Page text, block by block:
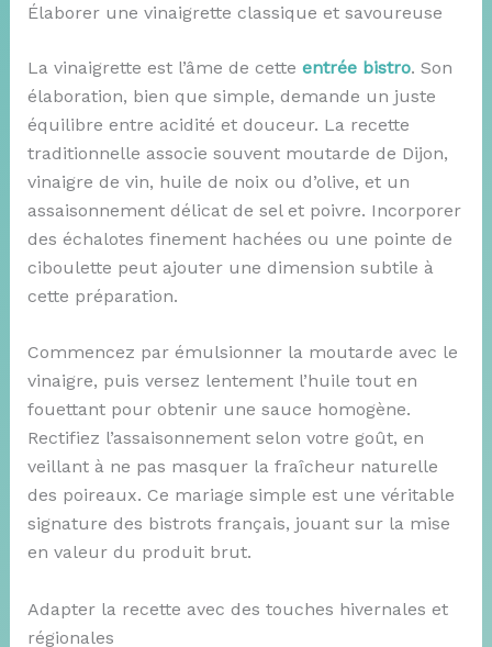
Élaborer une vinaigrette classique et savoureuse
La vinaigrette est l’âme de cette entrée bistro. Son
élaboration, bien que simple, demande un juste
équilibre entre acidité et douceur. La recette
traditionnelle associe souvent moutarde de Dijon,
vinaigre de vin, huile de noix ou d’olive, et un
assaisonnement délicat de sel et poivre. Incorporer
des échalotes finement hachées ou une pointe de
ciboulette peut ajouter une dimension subtile à
cette préparation.
Commencez par émulsionner la moutarde avec le
vinaigre, puis versez lentement l’huile tout en
fouettant pour obtenir une sauce homogène.
Rectifiez l’assaisonnement selon votre goût, en
veillant à ne pas masquer la fraîcheur naturelle
des poireaux. Ce mariage simple est une véritable
signature des bistrots français, jouant sur la mise
en valeur du produit brut.
Adapter la recette avec des touches hivernales et
régionales